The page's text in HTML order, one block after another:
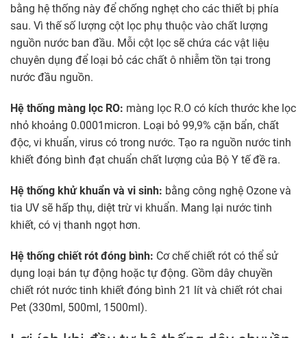
bằng hệ thống này để chống nghẹt cho các thiết bị phía
sau. Vì thế số lượng cột lọc phụ thuộc vào chất lượng
nguồn nước ban đầu. Mỗi cột lọc sẽ chứa các vật liệu
chuyên dụng để loại bỏ các chất ô nhiễm tồn tại trong
nước đầu nguồn.
Hệ thống màng lọc RO: màng lọc R.O có kích thước khe lọc
nhỏ khoảng 0.0001micron. Loại bỏ 99,9% cặn bẩn, chất
độc, vi khuẩn, virus có trong nước. Tạo ra nguồn nước tinh
khiết đóng bình đạt chuẩn chất lượng của Bộ Y tế đề ra.
Hệ thống khử khuẩn và vi sinh: bằng công nghệ Ozone và
tia UV sẽ hấp thụ, diệt trừ vi khuẩn. Mang lại nước tinh
khiết, có vị thanh ngọt hơn.
Hệ thống chiết rót đóng bình: Cơ chế chiết rót có thể sử
dụng loại bán tự động hoặc tự động. Gồm dây chuyền
chiết rót nước tinh khiết đóng bình 21 lít và chiết rót chai
Pet (330ml, 500ml, 1500ml).